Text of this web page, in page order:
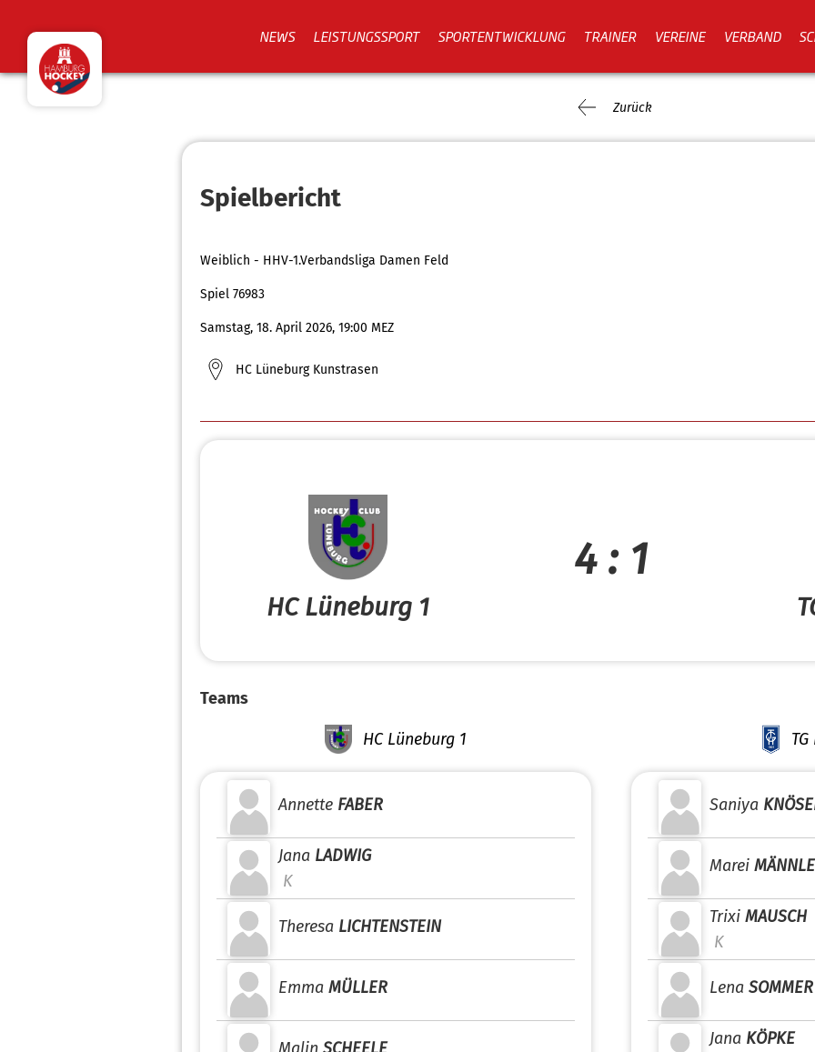
NEWS LEISTUNGSSPORT SPORTENTWICKLUNG TRAINER VEREINE VERBAND
Zurück
Spielbericht
Weiblich - HHV-1.Verbandsliga Damen Feld
Spiel 76983
Samstag, 18. April 2026, 19:00 MEZ
HC Lüneburg Kunstrasen
HC Lüneburg 1
4 : 1
Teams
HC Lüneburg 1
Annette FABER
Jana LADWIG
K
Theresa LICHTENSTEIN
Emma MÜLLER
Saniya
Marei MÄNNLE
Trixi MAUSCH
K
Lena SOMMER
Jana KÖPKE